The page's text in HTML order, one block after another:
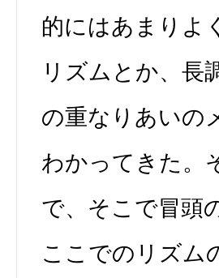
的にはあまりよ
リズムとか、長
の重なりあいの
わかってきた。
で、そこで冒頭
ここでのリズム